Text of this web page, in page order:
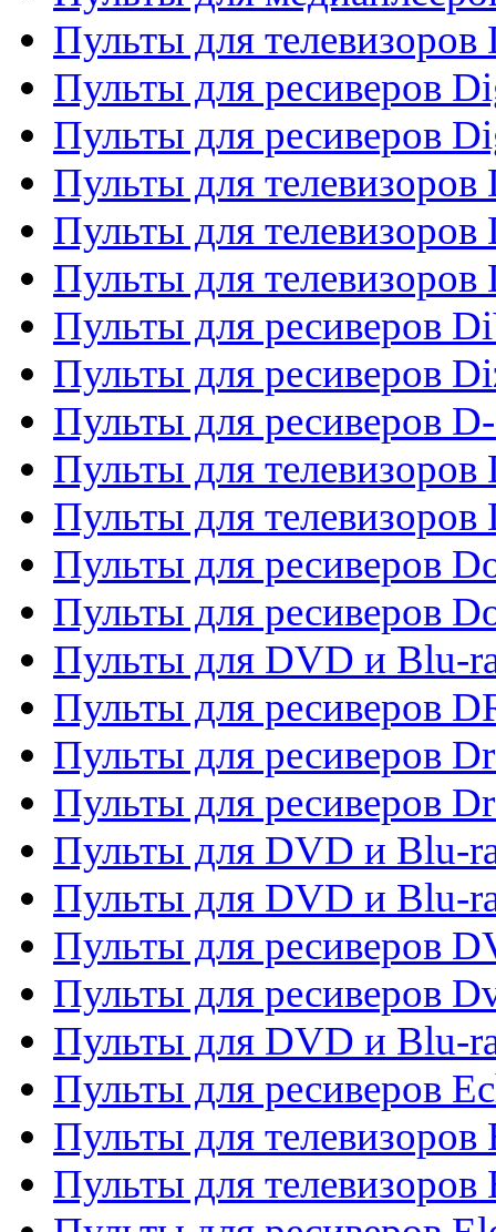
Пульты для телевизоров
Пульты для ресиверов
Пульты для ресиверов
Пульты для
Пульты для
Пульты для телевизоров
Пульты для ресиверов
Пульты для ресиверов
Пульты для ресиверов
Пульты для телевизоров
Пульты для
Пульты для ресиверов
Пульты для ресиверов
Пульты для DVD и Blu-
Пульты для ресиверов
Пульты для ресиверов
Пульты для ресиверов
Пульты для DVD и Blu-
Пульты для DVD и Blu-
Пульты для ресиверов
Пульты для ресиверов
Пульты для DVD и Blu-
Пульты для ресиверов
Пульты для телевизоров
Пульты для телевизоров